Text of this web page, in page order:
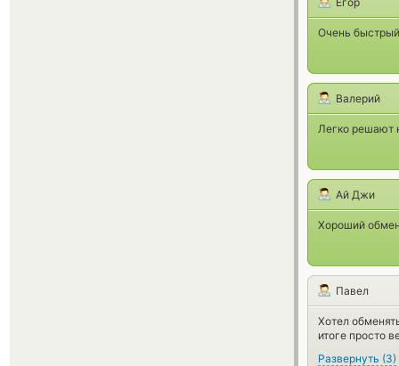
Очень
Валерий
Легко решают
Ай Джи
Хороший
Павел
Хотел
итоге просто
Развернуть (3)